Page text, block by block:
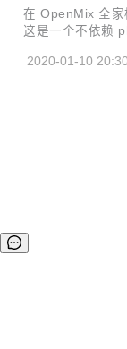
P 微服务框架
服务开发相关的
进的切换为单线
在 OpenMix 全家
这是一个不依赖
于 WebSocket
2020-01-10